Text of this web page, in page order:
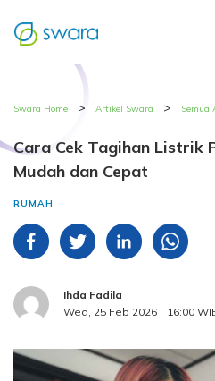
Swara Home > Artikel Swara > Semua
Cara Cek Tagihan Listrik
Mudah dan Cepat
RUMAH
Ihda Fadila
Wed, 25 Feb 2026
16:00